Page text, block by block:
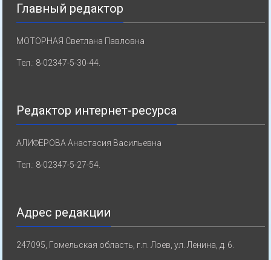
Главный редактор
МОТОРНАЯ Светлана Павловна
Тел.: 8-02347-5-30-44.
Редактор интернет-ресурса
АЛИФЕРОВА Анастасия Васильевна
Тел.: 8-02347-5-27-54.
Адрес редакции
247095, Гомельская область, г.п. Лоев, ул. Ленина, д. 6.